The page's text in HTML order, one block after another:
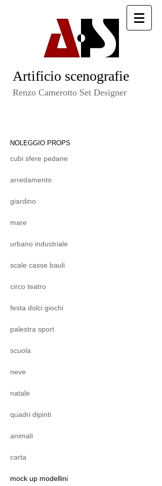
Artificio scenografie
​ Renzo Camerotto Set Designer​
NOLEGGIO PROPS
cubi sfere pedane
arredamento
giardino
mare
urbano industriale
scale casse bauli
circo teatro
festa dolci giochi
palestra sport
scuola
neve
natale
quadri dipinti
animali
carta
mock up modellini